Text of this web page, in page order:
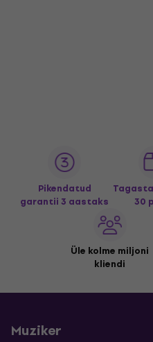
Pikendatud
garantii 3 aastaks
30
Üle kolme miljoni
kliendi
Muziker